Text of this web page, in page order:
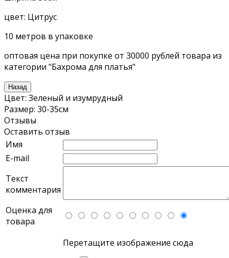
цвет: Цитрус
10 метров в упаковке
оптовая цена при покупке от 30000 рублей товара из
категории "Бахрома для платья"
Цвет: Зеленый и изумрудный
Размер: 30-35см
Отзывы
Оставить отзыв
Имя
E-mail
Текст
комментария
Оценка для
товара
Перетащите изображение сюда